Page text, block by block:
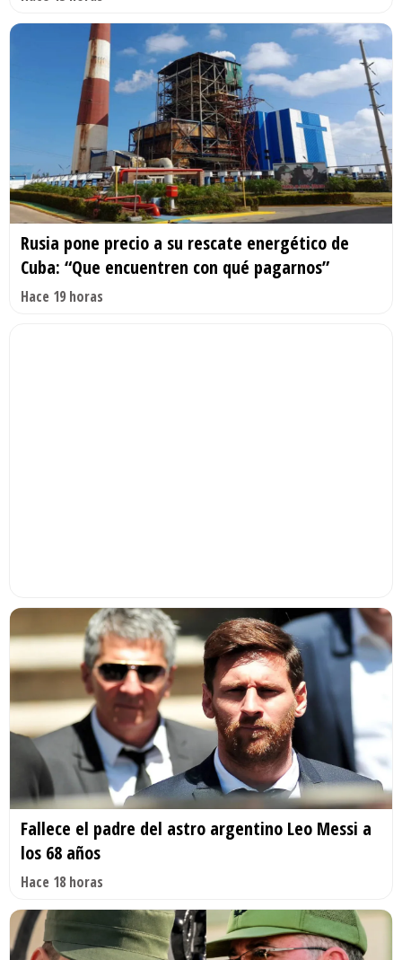
Rusia pone precio a su rescate energético de
Cuba: “Que encuentren con qué pagarnos”
Hace 19 horas
Fallece el padre del astro argentino Leo Messi a
los 68 años
Hace 18 horas